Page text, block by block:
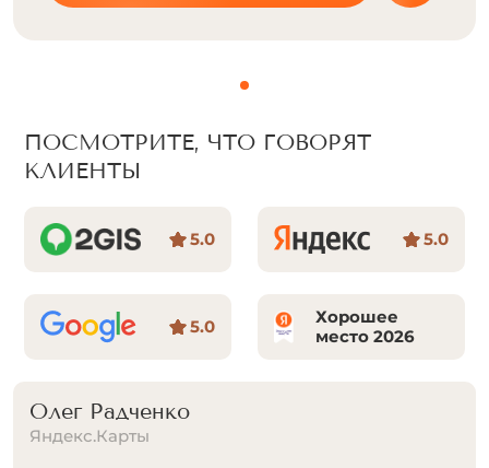
ПОСМОТРИТЕ, ЧТО ГОВОРЯТ
КЛИЕНТЫ
5.0 5.0
5.0
Хорошее
место 2026
Аля Литвиненко
Яндекс.Карты